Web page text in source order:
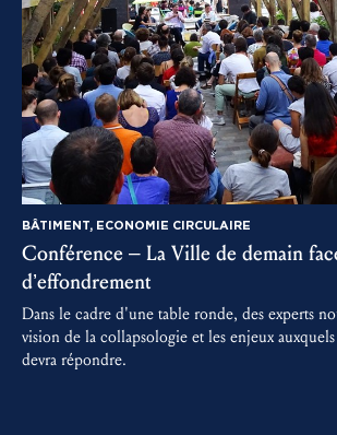
BÂTIMENT, ECONOMIE CIRCULAIRE
Conférence – La Ville de demain
d’effondrement
Dans le cadre d'une table ronde, des experts
vision de la collapsologie et les enjeux
devra répondre.